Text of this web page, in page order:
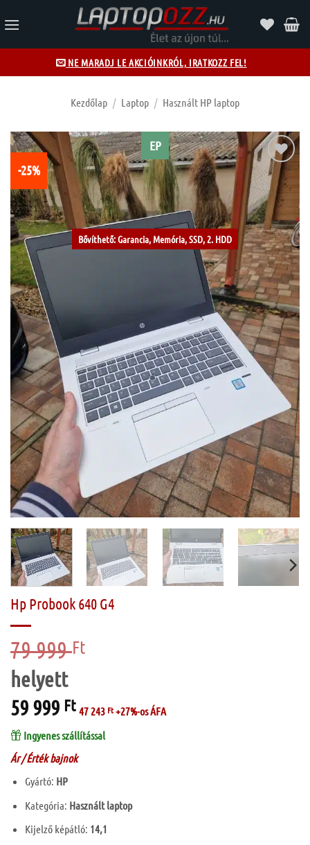
to
NE MARADJ LE AKCIÓINKRÓL, IRATKOZZ FEL!
Kezdőlap / Laptop / Használt HP laptop
EP
Bővíthető: Garancia, Memória, SSD, 2. HDD
-25% Kívánságlistához
Hp Probook 640 G4
79 999Ft
999 Ft.
59 999 FtCurrent
price
is:
59
47 243 Ft+27%-os ÁFA
Ingyenes szállítással
Ár / Érték bajnok
Gyártó: HP
Kategória: Használt laptop
Kijelző képátló: 14,1